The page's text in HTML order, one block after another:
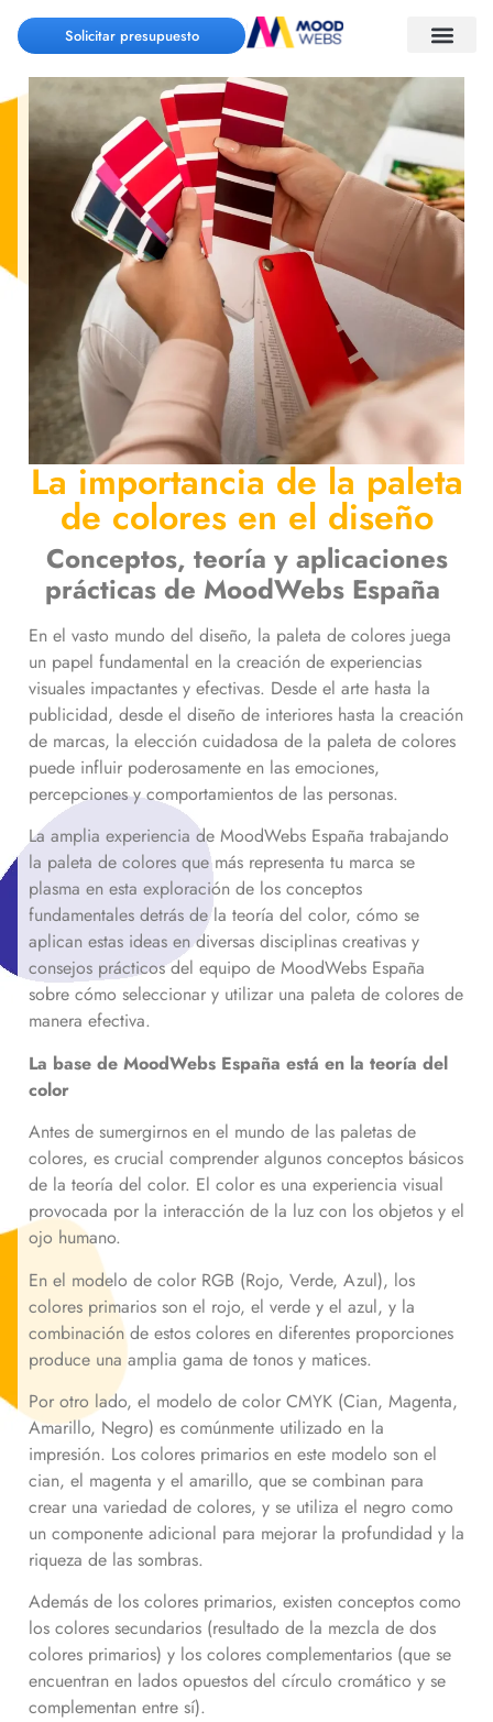
Solicitar presupuesto
La importancia de la paleta
de colores en el diseño
Conceptos, teoría y aplicaciones
prácticas de MoodWebs España
En el vasto mundo del diseño, la paleta de colores juega
un papel fundamental en la creación de experiencias
visuales impactantes y efectivas. Desde el arte hasta la
publicidad, desde el diseño de interiores hasta la creación
de marcas, la elección cuidadosa de la paleta de colores
puede influir poderosamente en las emociones,
percepciones y comportamientos de las personas.
La amplia experiencia de MoodWebs España trabajando
la paleta de colores que más representa tu marca se
plasma en esta exploración de los conceptos
fundamentales detrás de la teoría del color, cómo se
aplican estas ideas en diversas disciplinas creativas y
consejos prácticos del equipo de MoodWebs España
sobre cómo seleccionar y utilizar una paleta de colores de
manera efectiva.
La base de MoodWebs España está en la teoría del
color
Antes de sumergirnos en el mundo de las paletas de
colores, es crucial comprender algunos conceptos básicos
de la teoría del color. El color es una experiencia visual
provocada por la interacción de la luz con los objetos y el
ojo humano.
En el modelo de color RGB (Rojo, Verde, Azul), los
colores primarios son el rojo, el verde y el azul, y la
combinación de estos colores en diferentes proporciones
produce una amplia gama de tonos y matices.
Por otro lado, el modelo de color CMYK (Cian, Magenta,
Amarillo, Negro) es comúnmente utilizado en la
impresión. Los colores primarios en este modelo son el
cian, el magenta y el amarillo, que se combinan para
crear una variedad de colores, y se utiliza el negro como
un componente adicional para mejorar la profundidad y la
riqueza de las sombras.
Además de los colores primarios, existen conceptos como
los colores secundarios (resultado de la mezcla de dos
colores primarios) y los colores complementarios (que se
encuentran en lados opuestos del círculo cromático y se
complementan entre sí).